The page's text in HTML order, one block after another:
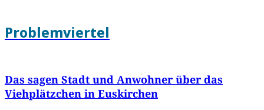
Problemviertel
Das sagen Stadt und Anwohner über das
Viehplätzchen in Euskirchen